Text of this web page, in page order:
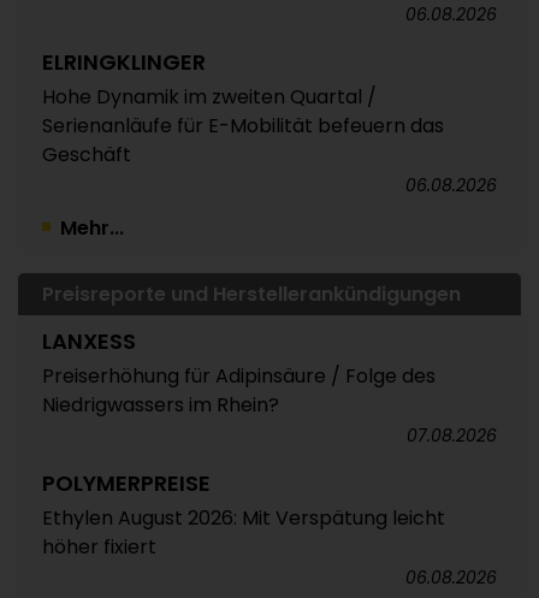
06.08.2026
ELRINGKLINGER
Hohe Dynamik im zweiten Quartal /
Serienanläufe für E-Mobilität befeuern das
Geschäft
06.08.2026
Mehr...
Preisreporte und Herstellerankündigungen
LANXESS
Preiserhöhung für Adipinsäure / Folge des
Niedrigwassers im Rhein?
07.08.2026
POLYMERPREISE
Ethylen August 2026: Mit Verspätung leicht
höher fixiert
06.08.2026